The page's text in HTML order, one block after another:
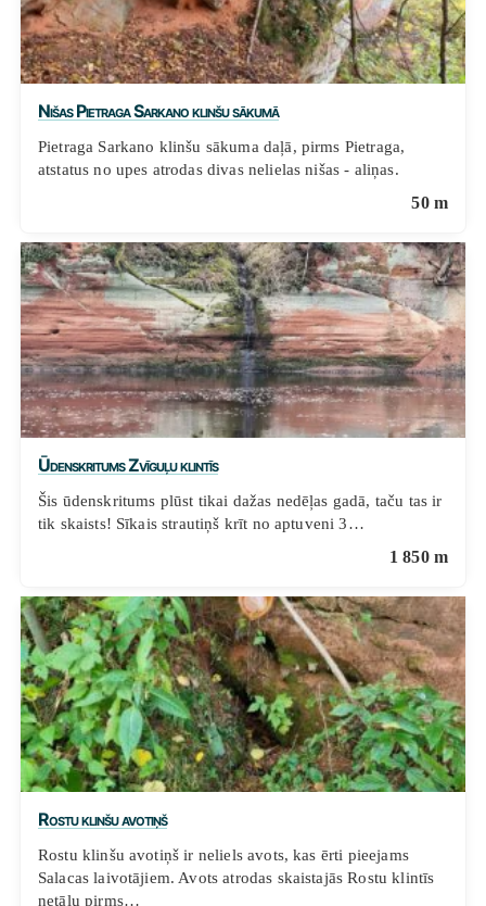
Nišas Pietraga Sarkano klinšu sākumā
Pietraga Sarkano klinšu sākuma daļā, pirms Pietraga,
atstatus no upes atrodas divas nelielas nišas - aliņas.
50 m
Ūdenskritums Zvīguļu klintīs
Šis ūdenskritums plūst tikai dažas nedēļas gadā, taču tas ir
tik skaists! Sīkais strautiņš krīt no aptuveni 3…
1 850 m
Rostu klinšu avotiņš
Rostu klinšu avotiņš ir neliels avots, kas ērti pieejams
Salacas laivotājiem. Avots atrodas skaistajās Rostu klintīs
netālu pirms…